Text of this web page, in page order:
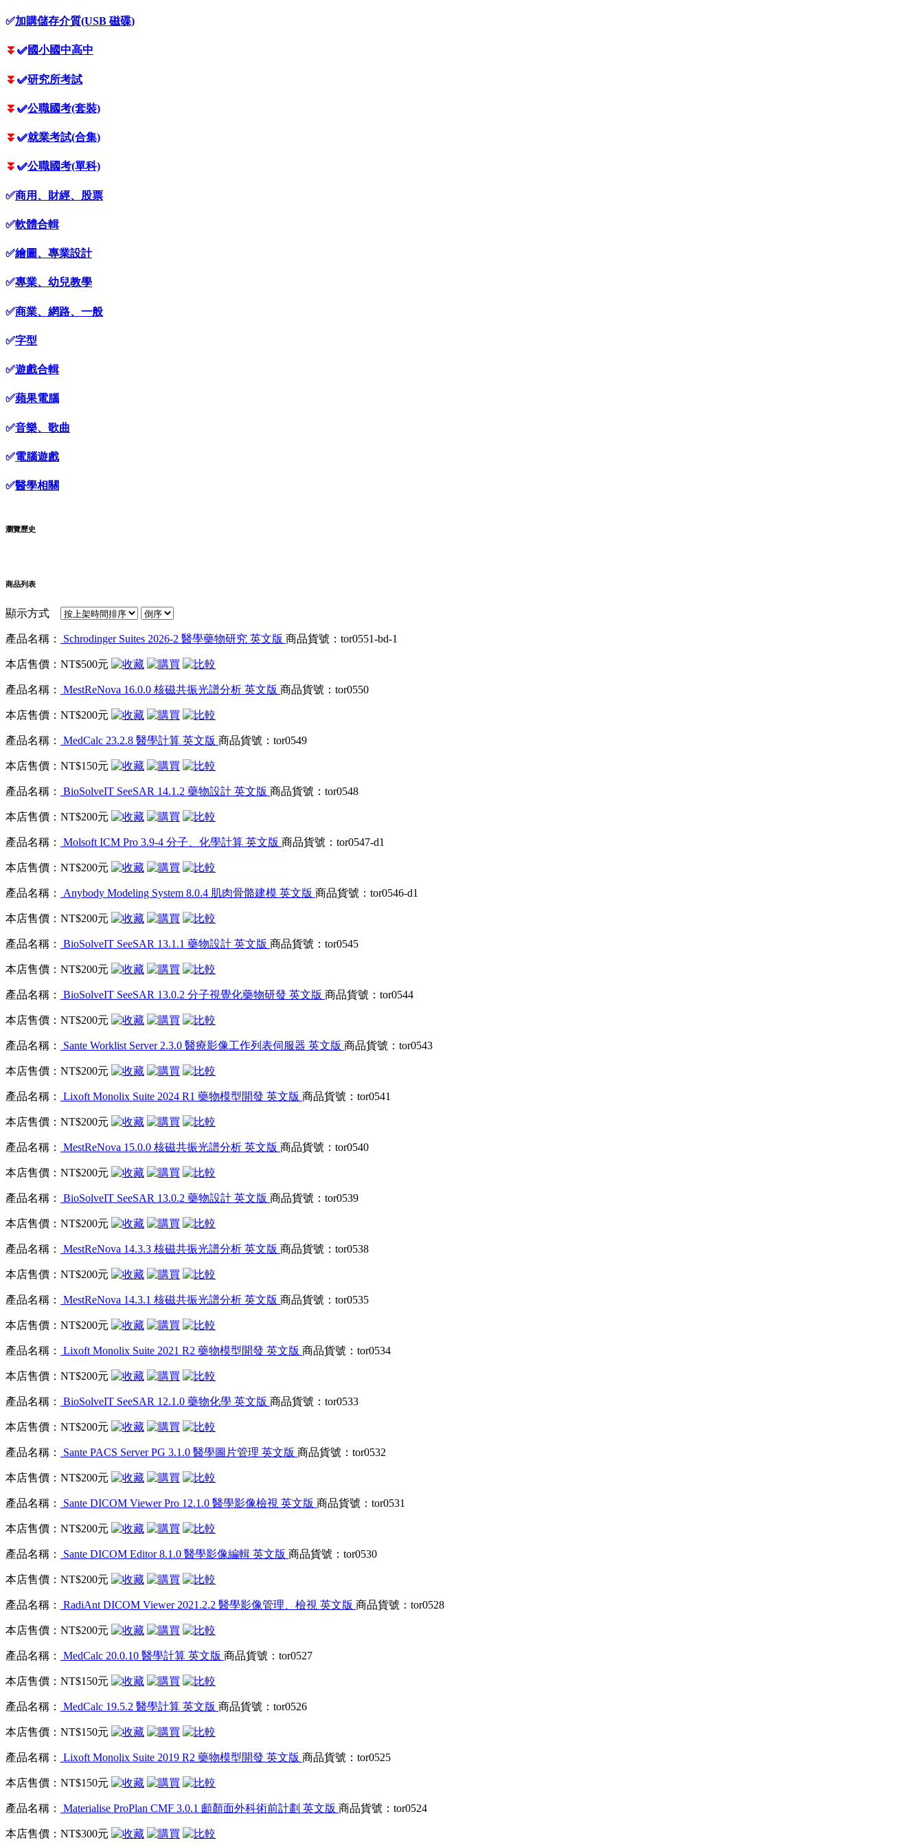
✅加購儲存介質(USB 磁碟)
⏬ ✅國小國中高中
⏬ ✅研究所考試
⏬ ✅公職國考(套裝)
⏬ ✅就業考試(合集)
⏬ ✅公職國考(單科)
✅商用、財經、股票
✅軟體合輯
✅繪圖、專業設計
✅專業、幼兒教學
✅商業、網路、一般
✅字型
✅遊戲合輯
✅蘋果電腦
✅音樂、歌曲
✅電腦遊戲
✅醫學相關
瀏覽歷史
商品列表
顯示方式
產品名稱： Schrodinger Suites 2026-2 醫學藥物研究 英文版 商品貨號：tor0551-bd-1
本店售價： NT$500元
產品名稱： MestReNova 16.0.0 核磁共振光譜分析 英文版 商品貨號：tor0550
本店售價： NT$200元
產品名稱： MedCalc 23.2.8 醫學計算 英文版 商品貨號：tor0549
本店售價： NT$150元
產品名稱： BioSolveIT SeeSAR 14.1.2 藥物設計 英文版 商品貨號：tor0548
本店售價： NT$200元
產品名稱： Molsoft ICM Pro 3.9-4 分子、化學計算 英文版 商品貨號：tor0547-d1
本店售價： NT$200元
產品名稱： Anybody Modeling System 8.0.4 肌肉骨骼建模 英文版 商品貨號：tor0546-d1
本店售價： NT$200元
產品名稱： BioSolveIT SeeSAR 13.1.1 藥物設計 英文版 商品貨號：tor0545
本店售價： NT$200元
產品名稱： BioSolveIT SeeSAR 13.0.2 分子視覺化藥物研發 英文版 商品貨號：tor0544
本店售價： NT$200元
產品名稱： Sante Worklist Server 2.3.0 醫療影像工作列表伺服器 英文版 商品貨號：tor0543
本店售價： NT$200元
產品名稱： Lixoft Monolix Suite 2024 R1 藥物模型開發 英文版 商品貨號：tor0541
本店售價： NT$200元
產品名稱： MestReNova 15.0.0 核磁共振光譜分析 英文版 商品貨號：tor0540
本店售價： NT$200元
產品名稱： BioSolveIT SeeSAR 13.0.2 藥物設計 英文版 商品貨號：tor0539
本店售價： NT$200元
產品名稱： MestReNova 14.3.3 核磁共振光譜分析 英文版 商品貨號：tor0538
本店售價： NT$200元
產品名稱： MestReNova 14.3.1 核磁共振光譜分析 英文版 商品貨號：tor0535
本店售價： NT$200元
產品名稱： Lixoft Monolix Suite 2021 R2 藥物模型開發 英文版 商品貨號：tor0534
本店售價： NT$200元
產品名稱： BioSolveIT SeeSAR 12.1.0 藥物化學 英文版 商品貨號：tor0533
本店售價： NT$200元
產品名稱： Sante PACS Server PG 3.1.0 醫學圖片管理 英文版 商品貨號：tor0532
本店售價： NT$200元
產品名稱： Sante DICOM Viewer Pro 12.1.0 醫學影像檢視 英文版 商品貨號：tor0531
本店售價： NT$200元
產品名稱： Sante DICOM Editor 8.1.0 醫學影像編輯 英文版 商品貨號：tor0530
本店售價： NT$200元
產品名稱： RadiAnt DICOM Viewer 2021.2.2 醫學影像管理、檢視 英文版 商品貨號：tor0528
本店售價： NT$200元
產品名稱： MedCalc 20.0.10 醫學計算 英文版 商品貨號：tor0527
本店售價： NT$150元
產品名稱： MedCalc 19.5.2 醫學計算 英文版 商品貨號：tor0526
本店售價： NT$150元
產品名稱： Lixoft Monolix Suite 2019 R2 藥物模型開發 英文版 商品貨號：tor0525
本店售價： NT$150元
產品名稱： Materialise ProPlan CMF 3.0.1 顱顏面外科術前計劃 英文版 商品貨號：tor0524
本店售價： NT$300元